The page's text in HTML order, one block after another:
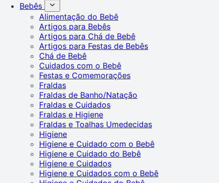
Bebês
Alimentação do Bebê
Artigos para Bebês
Artigos para Chá de Bebê
Artigos para Festas de Bebês
Chá de Bebê
Cuidados com o Bebê
Festas e Comemorações
Fraldas
Fraldas de Banho/Natação
Fraldas e Cuidados
Fraldas e Higiene
Fraldas e Toalhas Umedecidas
Higiene
Higiene e Cuidado com o Bebê
Higiene e Cuidado do Bebê
Higiene e Cuidados
Higiene e Cuidados com o Bebê